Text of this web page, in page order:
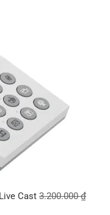
Cast 3.200.000₫